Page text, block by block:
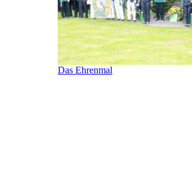
Das Ehrenmal